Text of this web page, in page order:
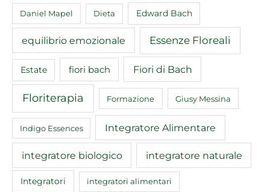
Daniel Mapel Dieta Edward Bach
equilibrio emozionale Essenze Floreali
Estate fiori bach Fiori di Bach
Floriterapia Formazione Giusy Messina
Indigo Essences Integratore Alimentare
integratore biologico integratore naturale
Integratori integratori alimentari